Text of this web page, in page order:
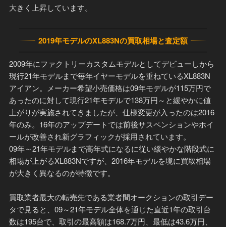
大きく上昇しています。
2019年モデルのXL883Nの買取相場と査定額
2009年にファクトリーカスタムモデルとしてデビューしから
現行21年モデルまで毎年イヤーモデルを重ねているXL883N
アイアン。メーカー希望小売価格は09年モデルが115万円で
あったのに対して現行21年モデルで138万円～と緩やかに値
上がりが実施されてきましたが、仕様変更が入ったのは2016
年のみ。16年のアップデートでは前後サスペンションやホイ
ールが改善され新グラフィックが採用されています。
09年～21年モデルまで高年式になるに従い緩やかな階段式に
相場が上がるXL883Nですが、2016年モデルを境に買取相場
が大きく異なるのが特徴です。
買取業者最大の転売先である業者間オークションの取引デー
タで見ると、09～21年モデル全体を通じた直近1年の取引台
数は195台で、取引の最高額は168.7万円、最低は43.6万円、